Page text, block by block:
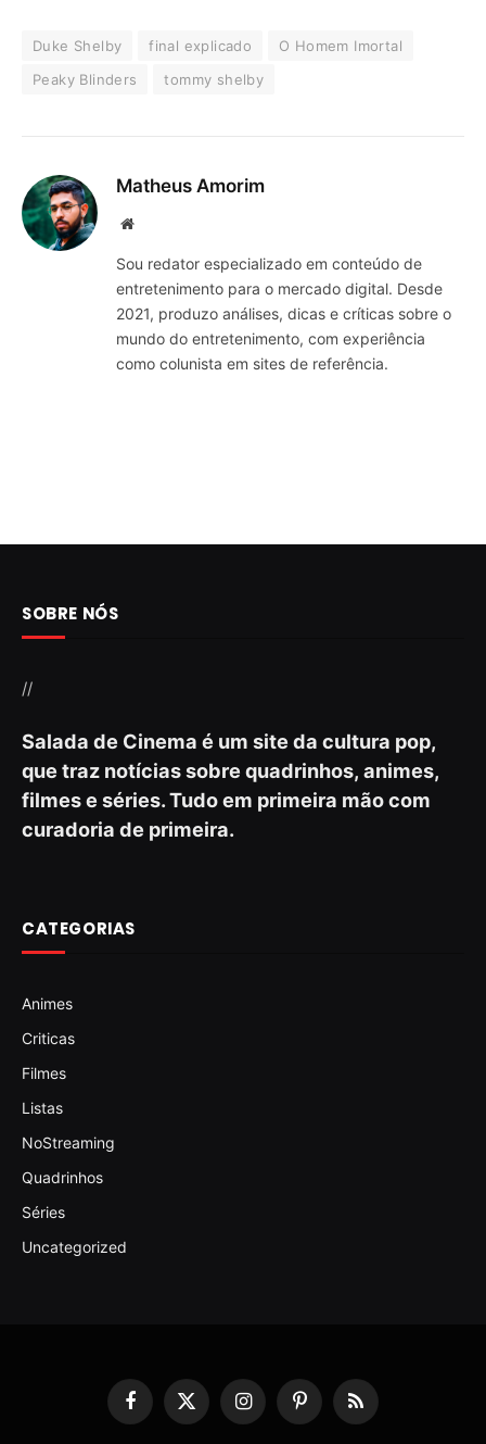
Duke Shelby final explicado
O Homem Imortal
Peaky Blinders
tommy shelby
Matheus Amorim
Website
Sou redator especializado em conteúdo de
entretenimento para o mercado digital. Desde
2021, produzo análises, dicas e críticas sobre o
mundo do entretenimento, com experiência
como colunista em sites de referência.
SOBRE NÓS
//
Salada de Cinema é um site da cultura pop,
que traz notícias sobre quadrinhos, animes,
filmes e séries. Tudo em primeira mão com
curadoria de primeira.
CATEGORIAS
Animes
Criticas
Filmes
Listas
NoStreaming
Quadrinhos
Séries
Uncategorized
Facebook
X
(Twitter)
InstagramPinterestRSS